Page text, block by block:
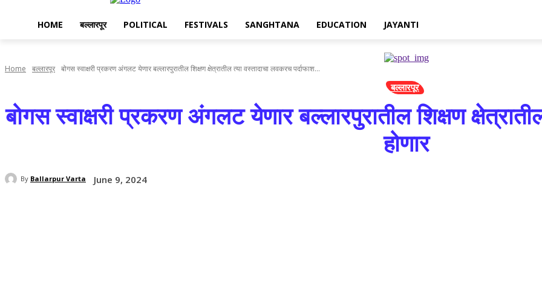
HOME बल्लारपूर POLITICAL FESTIVALS SANGHTANA EDUCATION JAYANTI
Home बल्लारपूर बोगस स्वाक्षरी प्रकरण अंगलट येणार बल्लारपुरातील शिक्षण क्षेत्रातील त्या वस्तादाचा लवकरच पर्दाफाश...
बल्लारपूर
बोगस स्वाक्षरी प्रकरण अंगलट येणार बल्लारपुरातील शिक्षण
होणार
By Ballarpur Varta June 9, 2024